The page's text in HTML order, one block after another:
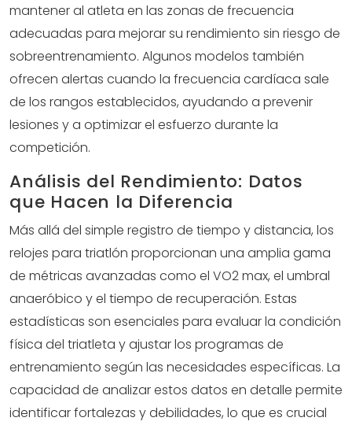
mantener al atleta en las zonas de frecuencia
adecuadas para mejorar su rendimiento sin riesgo de
sobreentrenamiento. Algunos modelos también
ofrecen alertas cuando la frecuencia cardíaca sale
de los rangos establecidos, ayudando a prevenir
lesiones y a optimizar el esfuerzo durante la
competición.
Análisis del Rendimiento: Datos
que Hacen la Diferencia
Más allá del simple registro de tiempo y distancia, los
relojes para triatlón proporcionan una amplia gama
de métricas avanzadas como el VO2 max, el umbral
anaeróbico y el tiempo de recuperación. Estas
estadísticas son esenciales para evaluar la condición
física del triatleta y ajustar los programas de
entrenamiento según las necesidades específicas. La
capacidad de analizar estos datos en detalle permite
identificar fortalezas y debilidades, lo que es crucial